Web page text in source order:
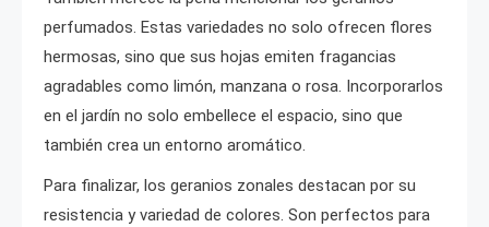
perfumados. Estas variedades no solo ofrecen flores
hermosas, sino que sus hojas emiten fragancias
agradables como limón, manzana o rosa. Incorporarlos
en el jardín no solo embellece el espacio, sino que
también crea un entorno aromático.
Para finalizar, los geranios zonales destacan por su
resistencia y variedad de colores. Son perfectos para